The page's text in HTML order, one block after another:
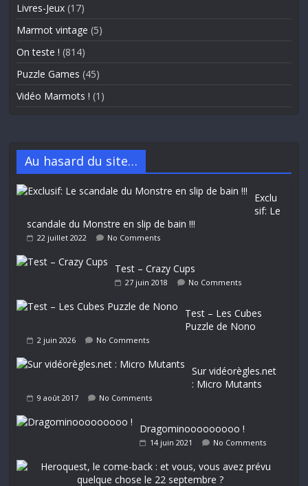
Livres-Jeux (17)
Marmot vintage (5)
On teste ! (814)
Puzzle Games (45)
Vidéo Marmots ! (1)
Au hasard du site…
Exclu
sif: Le
scandale du Monstre en slip de bain !!!
22 juillet 2022 No Comments
Test – Crazy Cups
27 juin 2018 No Comments
Test – Les Cubes
Puzzle de Nono
2 juin 2026 No Comments
Sur vidéorègles.net
: Micro Mutants
9 août 2017 No Comments
Dragominooooooooo !
14 juin 2021 No Comments